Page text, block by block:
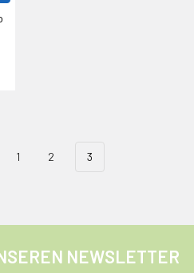
1 2 3
NEWSLETTER